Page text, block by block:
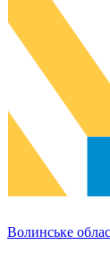
Волинське